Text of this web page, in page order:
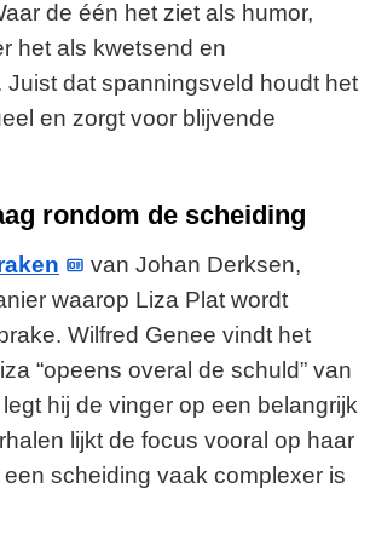
de één het ziet als humor,
het als kwetsend en
Juist dat spanningsveld houdt het
en zorgt voor blijvende
rondom de scheiding
van Johan Derksen,
waarop Liza Plat wordt
Wilfred Genee vindt het
“opeens overal de schuld” van
hij de vinger op een belangrijk
lijkt de focus vooral op haar
scheiding vaak complexer is